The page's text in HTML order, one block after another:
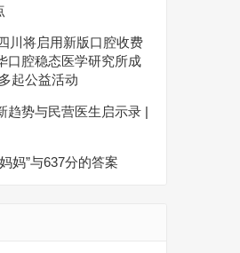
川将启用新版口腔收费
口腔稳态医学研究所成
起公益活动
趋势与民营医生启示录 |
妈”与637分的答案